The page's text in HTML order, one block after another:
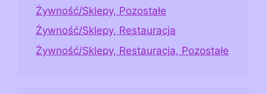
Żywność/Sklepy, Pozostałe
Żywność/Sklepy, Restauracja
Żywność/Sklepy, Restauracja, Pozostałe